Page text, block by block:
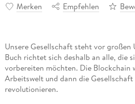
Merken Empfehlen
Unsere Gesellschaft steht vor großen
Buch richtet sich deshalb an alle, die
vorbereiten möchten. Die Blockchain
Arbeitswelt und dann die Gesellschaft
revolutionieren.